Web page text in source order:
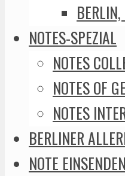
NOTES-SPEZIAL
NOTES
NOTES OF
NOTES
BERLINER
NOTE EINSENDEN